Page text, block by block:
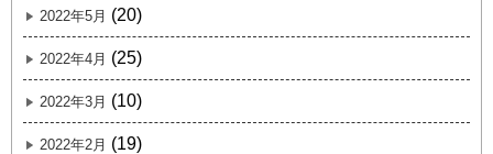
2022年5月 (20)
2022年4月 (25)
2022年3月 (10)
2022年2月 (19)